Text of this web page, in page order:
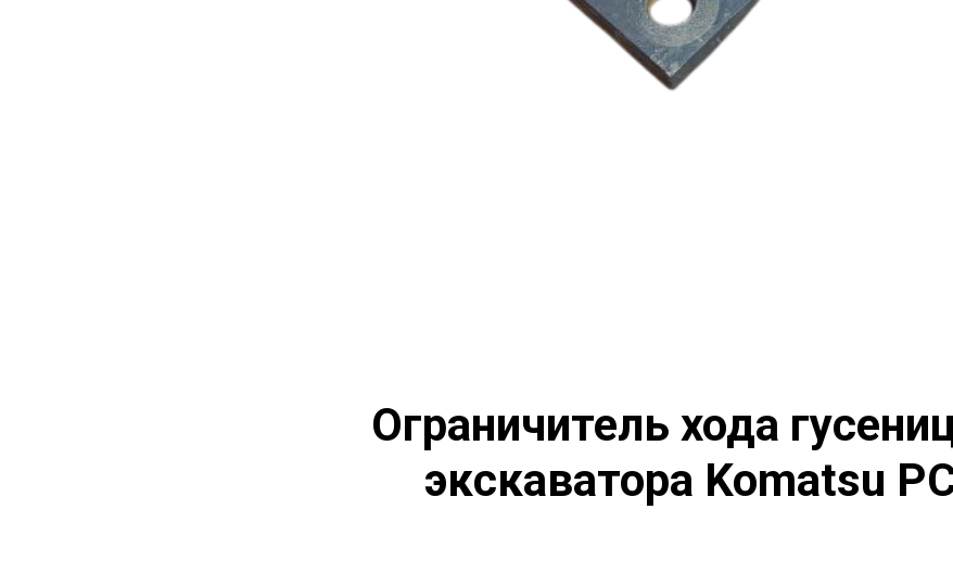
Ограничитель хода
экскаватора Komatsu